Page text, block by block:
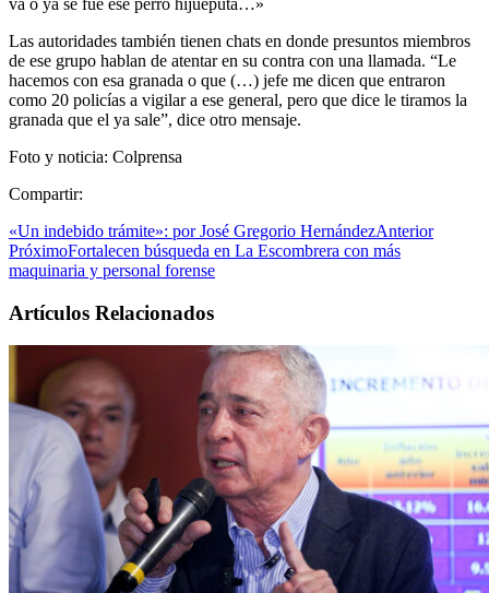
Las autoridades también tienen chats en donde presuntos miembros
de ese grupo hablan de atentar en su contra con una llamada. “Le
hacemos con esa granada o que (…) jefe me dicen que entraron
como 20 policías a vigilar a ese general, pero que dice le tiramos la
granada que el ya sale”, dice otro mensaje.
Foto y noticia: Colprensa
Compartir:
«Un indebido trámite»: por José Gregorio HernándezAnterior
PróximoFortalecen búsqueda en La Escombrera con más
maquinaria y personal forense
Artículos Relacionados